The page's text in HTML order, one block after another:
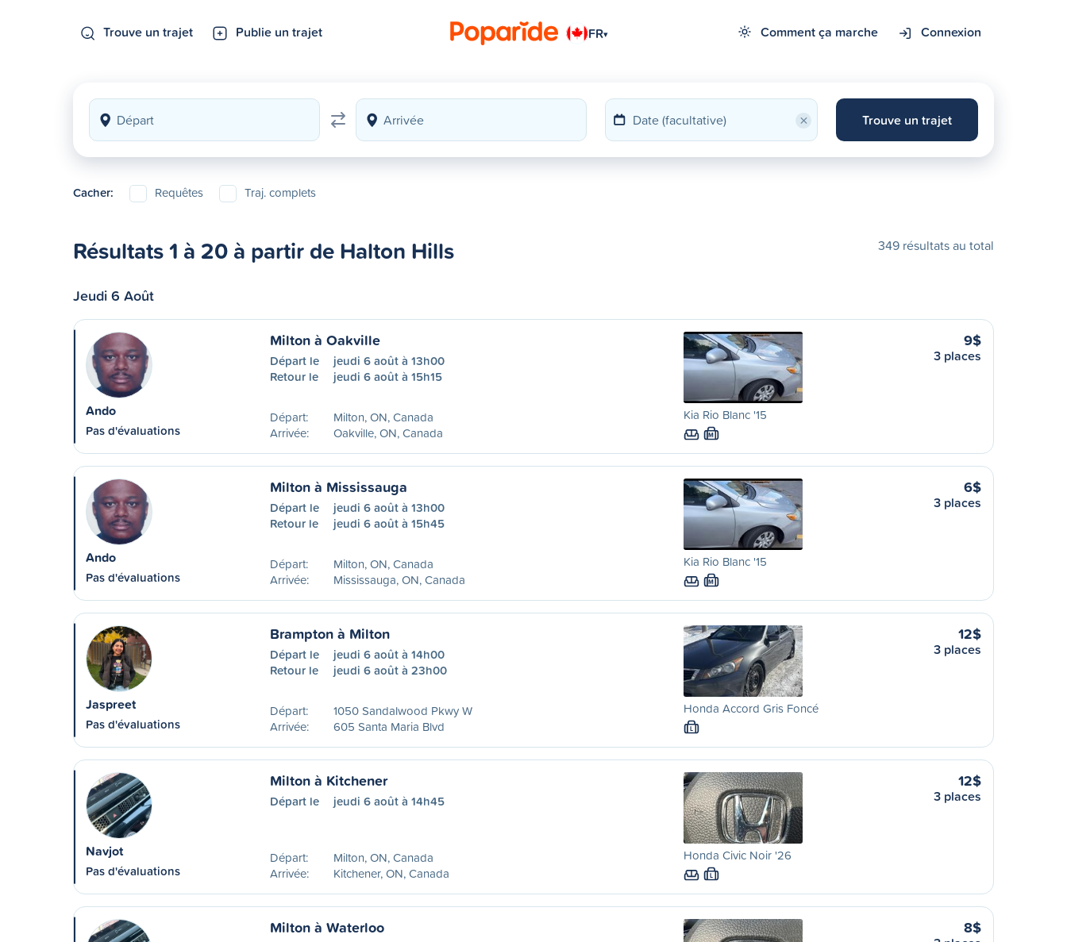
Trouve un trajet Publie un trajet FR▾ Comment ça marche Connexion
× Trouve un trajet
Cacher: Requêtes Traj. complets
Résultats 1 à 20 à partir de Halton Hills 349 résultats au total
Jeudi 6 Août
Ando
Pas d'évaluations
Milton à Oakville
Départ le
jeudi 6 août à 13h00
Retour le
jeudi 6 août à 15h15
Départ:
Milton, ON, Canada
Arrivée:
Oakville, ON, Canada
Kia Rio Blanc '15
M
9$
3 places
Ando
Pas d'évaluations
Milton à Mississauga
Départ le
jeudi 6 août à 13h00
Retour le
jeudi 6 août à 15h45
Départ:
Milton, ON, Canada
Arrivée:
Mississauga, ON, Canada
Kia Rio Blanc '15
M
6$
3 places
Jaspreet
Pas d'évaluations
Brampton à Milton
Départ le
jeudi 6 août à 14h00
Retour le
jeudi 6 août à 23h00
Départ:
1050 Sandalwood Pkwy W
Arrivée:
605 Santa Maria Blvd
Honda Accord Gris Foncé
L
12$
3 places
Navjot
Pas d'évaluations
Milton à Kitchener
Départ le jeudi 6 août à 14h45
Départ:
Milton, ON, Canada
Arrivée:
Kitchener, ON, Canada
Honda Civic Noir '26
L
12$
3 places
Milton à Waterloo 8$